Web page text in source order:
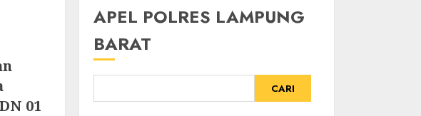
01
APEL POLRES LAMPUNG
BARAT
CARI